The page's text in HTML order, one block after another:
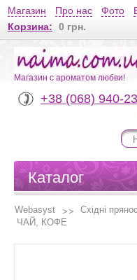
Магазин Про нас Фото
Корзина:
0 грн.
Магазин с ароматом любви!
+38 (068) 940-
Каталог
Webasyst
Східні
ЧАЙ, КОФЕ